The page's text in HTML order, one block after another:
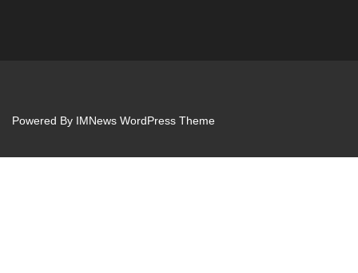
Powered By IMNews WordPress Theme